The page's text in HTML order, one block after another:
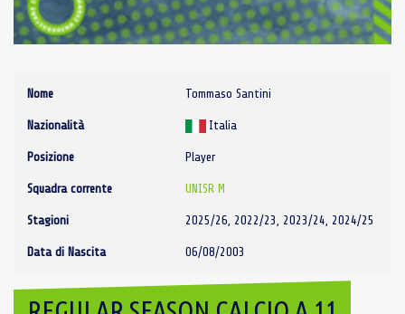
Nome Tommaso Santini
Nazionalità Italia
Posizione Player
Squadra corrente UNISR M
Stagioni 2025/26, 2022/23, 2023/24, 2024/25
Data di Nascita 06/08/2003